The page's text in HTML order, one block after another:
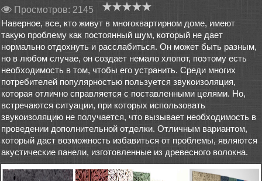
Просмотров: 2145
Наверное, все, кто живут в многоквартирном доме, имеют
такую проблему как постоянный шум, который не дает
нормально отдохнуть и расслабиться. Он может быть разным,
но в любом случае, он создает немало хлопот, поэтому есть
необходимость в том, чтобы его устранить. Среди многих
потребителей популярностью пользуется звукоизоляция,
которая отлично справляется с поставленными целями. Но,
встречаются ситуации, при которых использовать
звукоизоляцию не получается, что вызывает необходимость в
проведении дополнительной отделки. Отличным вариантом,
который даст возможность избавиться от проблемы, являются
акустические панели, изготовленные из древесного волокна.